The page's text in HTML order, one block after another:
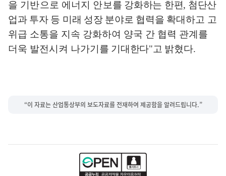
을 기반으로 에너지 안보를 강화하는 한편, 첨단산
업과 투자 등 미래 성장 분야로 협력을 확대하고 고
위급 소통을 지속 강화하여 양국 간 협력 관계를
더욱 발전시켜 나가기를 기대한다"고 밝혔다.
“이 자료는 산업통상부의 보도자료를 전재하여 제공함을 알려드립니다.”